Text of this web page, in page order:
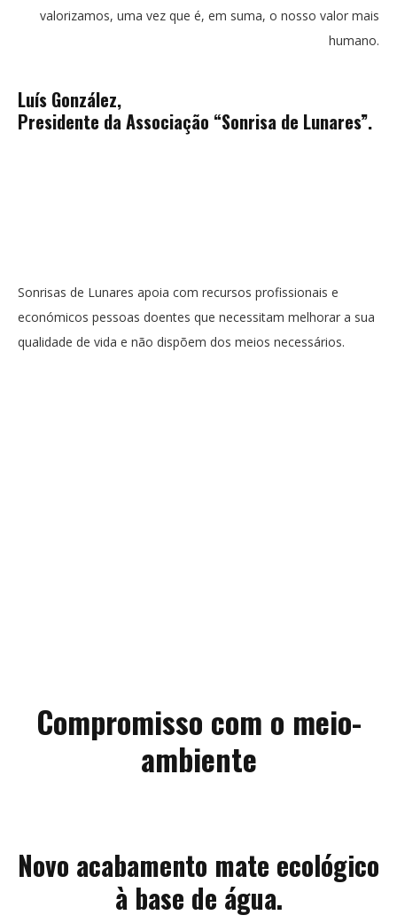
valorizamos, uma vez que é, em suma, o nosso valor mais
humano.
Luís González,
Presidente da Associação “Sonrisa de Lunares”.
Sonrisas de Lunares apoia com recursos profissionais e
económicos pessoas doentes que necessitam melhorar a sua
qualidade de vida e não dispõem dos meios necessários.
Compromisso com o meio-
ambiente
Novo acabamento mate ecológico
à base de água.